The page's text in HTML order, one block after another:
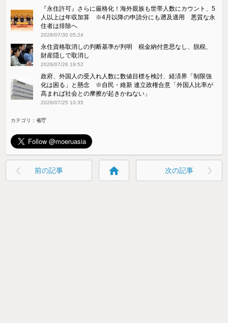
『永住許可』さらに厳格化！海外親族も世帯人数にカウント、5
人以上は年収加算 ※4月以降の申請分にも遡及適用 悪質な永
住者は排除へ
2026/07/30 05:24
永住資格取消しの判断基準が判明 税金納付意思なし、脱税、
財産隠しで取消し
2026/07/26 19:52
政府、外国人の受入れ人数に数値目標を検討、経済界「制限強
化は困る」と懸念 ※自民・維新 連立政権合意「外国人比率が
高まれば社会との摩擦が起きかねない」
2026/07/25 10:35
カテゴリ：省庁
前の記事 home 次の記事